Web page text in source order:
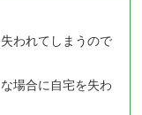
われてしまうので
場合に自宅を失わ